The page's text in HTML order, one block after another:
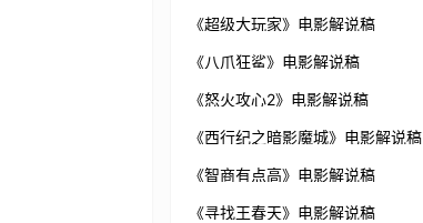
《超级大玩家》电影解说稿
《八爪狂鲨》电影解说稿
《怒火攻心2》电影解说稿
《西行纪之暗影魔城》电影解说稿
《智商有点高》电影解说稿
《寻找王春天》电影解说稿